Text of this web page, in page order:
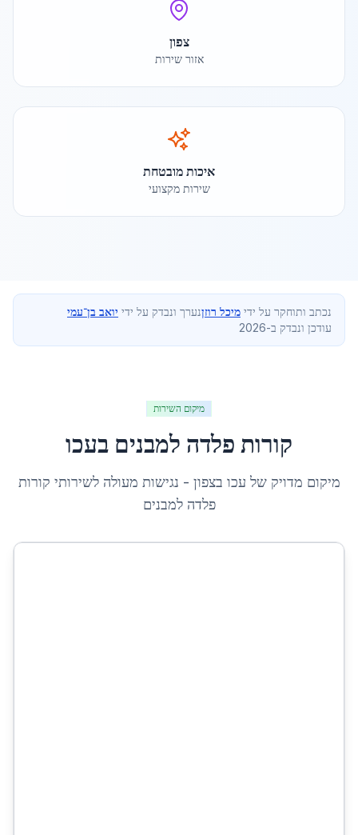
צפון
אזור שירות
איכות מובטחת
שירות מקצועי
נכתב ותוחקר על ידי מיכל רוזןנערך ונבדק על ידי יואב בן־עמי
עודכן ונבדק ב-2026
מיקום השירות
קורות פלדה למבנים בעכו
מיקום מדויק של עכו בצפון - נגישות מעולה לשירותי קורות
פלדה למבנים